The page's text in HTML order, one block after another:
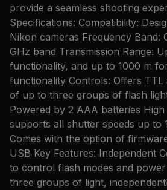
provide a seamless shooting
Specifications: Compatibility:
Nikon cameras Frequency Band:
GHz band Transmission Range:
functionality, and up to 1000 m
functionality Controls: Offers
of up to three groups of flash
Powered by 2 AAA batteries
supports all shutter speeds up to
Comes with the option of
USB Key Features: Independent
to control flash modes and
three groups of light,